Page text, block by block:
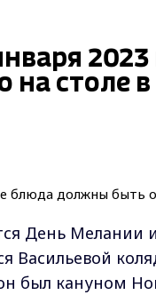
на столе
День Мелании
Васильевой
был кануном